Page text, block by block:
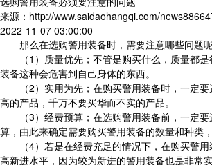
来源： http://www.saidaohangqi.com/
2022-11-07 03:00:00
那么在选购警用装备时，需要注意哪些问题
（1）质量优先；不管是购买什么，质量都是
装备这种会危害到自己身体的东西。
（2）实用为先；在购买警用装备时，一定要
高的产品，千万不要买华而不实的产品。
（3）经费预算；在选购警用装备前，一定要
算，由此来确定需要购买警用装备的数量和种类
（4）若是在经费充足的情况下，在购买警用
高新进水平，因为较为新进的警用装备也是非常实